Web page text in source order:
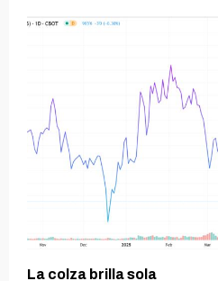
La colza brilla sola